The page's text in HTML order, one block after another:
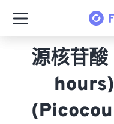
源核苷